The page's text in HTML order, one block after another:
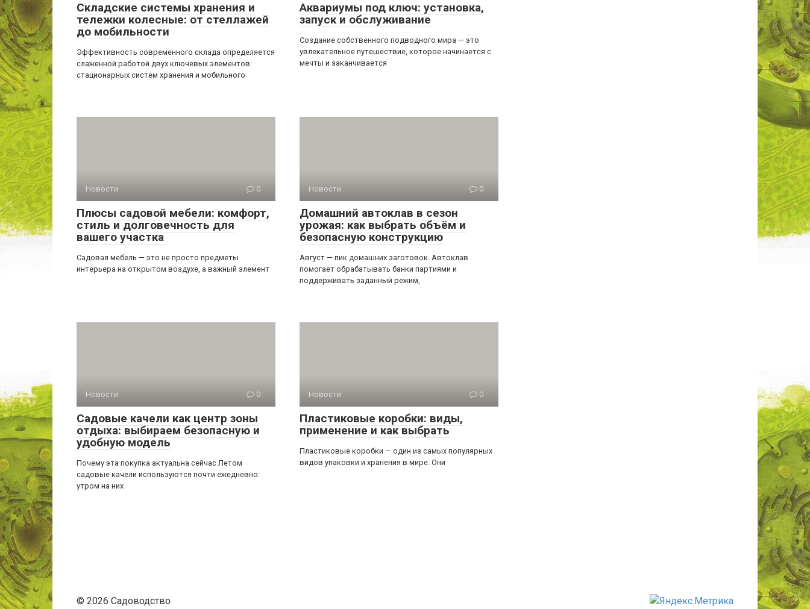
Складские системы хранения и
тележки колесные: от стеллажей
до мобильности
Эффективность современного склада определяется
слаженной работой двух ключевых элементов:
стационарных систем хранения и мобильного
Аквариумы под ключ: установка,
запуск и обслуживание
Создание собственного подводного мира — это
увлекательное путешествие, которое начинается с
мечты и заканчивается
Новости 0
Плюсы садовой мебели: комфорт,
стиль и долговечность для
вашего участка
Садовая мебель — это не просто предметы
интерьера на открытом воздухе, а важный элемент
Новости 0
Домашний автоклав в сезон
урожая: как выбрать объём и
безопасную конструкцию
Август — пик домашних заготовок. Автоклав
помогает обрабатывать банки партиями и
поддерживать заданный режим,
Новости 0
Садовые качели как центр зоны
отдыха: выбираем безопасную и
удобную модель
Почему эта покупка актуальна сейчас Летом
садовые качели используются почти ежедневно:
утром на них
Новости 0
Пластиковые коробки: виды,
применение и как выбрать
Пластиковые коробки — один из самых популярных
видов упаковки и хранения в мире. Они
© 2026 Садоводство